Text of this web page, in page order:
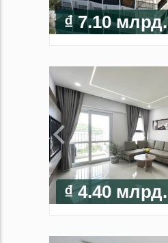
₫ 7.10 млрд.
₫ 4.40 млрд.